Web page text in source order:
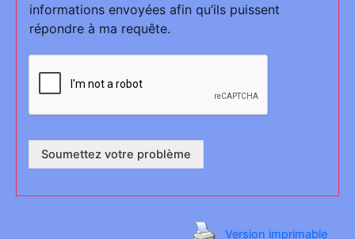
informations envoyées afin qu’ils puissent
répondre à ma requête.
Soumettez votre problème
Version imprimable